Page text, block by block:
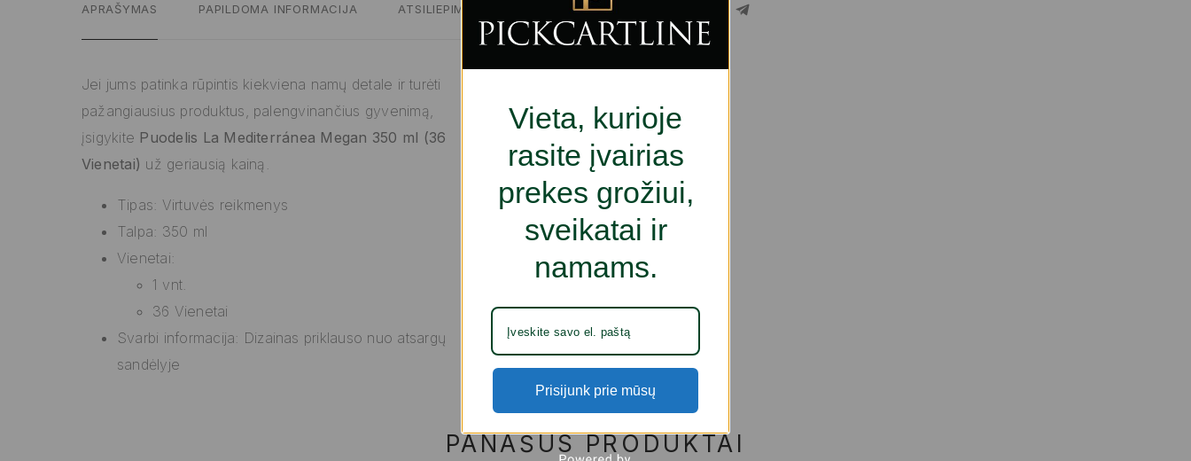
APRAŠYMAS PAPILDOMA INFORMACIJA ATSILIEPIMAI
Jei jums patinka rūpintis kiekviena namų detale ir turėti
pažangiausius produktus, palengvinančius gyvenimą,
įsigykite Puodelis La Mediterránea Megan 350 ml (36
Vienetai) už geriausią kainą.
Tipas: Virtuvės reikmenys
Talpa: 350 ml
Vienetai:
1 vnt.
36 Vienetai
Svarbi informacija: Dizainas priklauso nuo atsargų
sandėlyje
SHARE
PANAŠŪS PRODUKTAI
Vieta, kurioje
rasite įvairias
prekes grožiui,
sveikatai ir
namams.
Prisijunk prie mūsų